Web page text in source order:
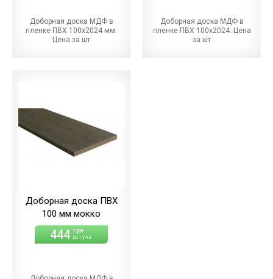
Доборная доска МДФ в
пленке ПВХ 100х2024 мм.
Цена за шт
Доборная доска МДФ в
пленке ПВХ 100х2024. Цена
за шт
Доборная доска ПВХ
100 мм мокко
444 грн
штука